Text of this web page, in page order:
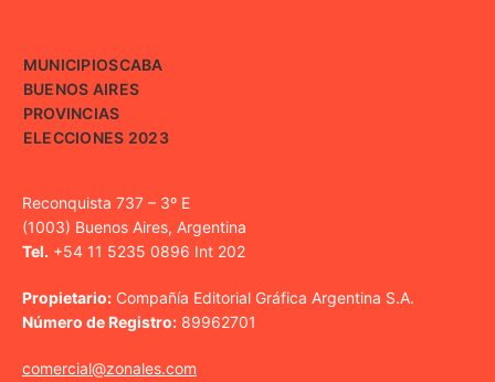
MUNICIPIOSCABA
BUENOS AIRES
PROVINCIAS
ELECCIONES 2023
Reconquista 737 – 3º E
(1003) Buenos Aires, Argentina
Tel. +54 11 5235 0896 Int 202
Propietario: Compañía Editorial Gráfica Argentina S.A.
Número de Registro: 89962701
comercial@zonales.com